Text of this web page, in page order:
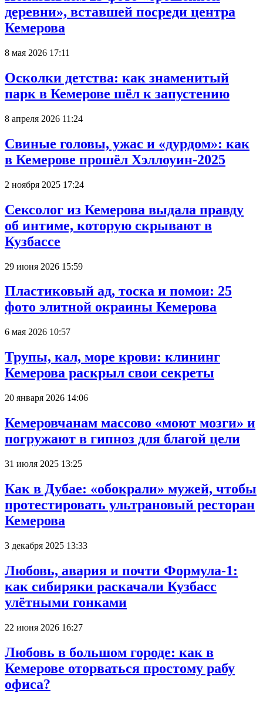
деревни», вставшей посреди центра
Кемерова
8 мая 2026 17:11
Осколки детства: как знаменитый
парк в Кемерове шёл к запустению
8 апреля 2026 11:24
Свиные головы, ужас и «дурдом»: как
в Кемерове прошёл Хэллоуин-2025
2 ноября 2025 17:24
Сексолог из Кемерова выдала правду
об интиме, которую скрывают в
Кузбассе
29 июня 2026 15:59
Пластиковый ад, тоска и помои: 25
фото элитной окраины Кемерова
6 мая 2026 10:57
Трупы, кал, море крови: клининг
Кемерова раскрыл свои секреты
20 января 2026 14:06
Кемеровчанам массово «моют мозги» и
погружают в гипноз для благой цели
31 июля 2025 13:25
Как в Дубае: «обокрали» мужей, чтобы
протестировать ультрановый ресторан
Кемерова
3 декабря 2025 13:33
Любовь, авария и почти Формула-1:
как сибиряки раскачали Кузбасс
улётными гонками
22 июня 2026 16:27
Любовь в большом городе: как в
Кемерове оторваться простому рабу
офиса?